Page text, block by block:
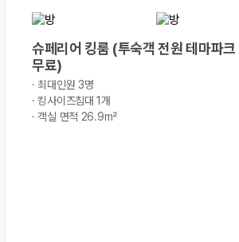
이상 가족 여행에 적합하며 인원수, 짐 공간, 보
까지 비교해야 진짜 가격비교입
조건에 따라 실제 부담 금액이 달라질 수 있습
시 일정 금액의 면책금이 발생할 수 있습니다.
내에서 면책금 부담이 줄어드는 보험 조건입니
국내·해외 렌트카까지 비교할 수 있는 렌트카
슈페리어 킹룸 (투숙객 전원 테마파
무료)
·최대인원 3명
·킹사이즈침대 1개
·객실 면적 26.9m²